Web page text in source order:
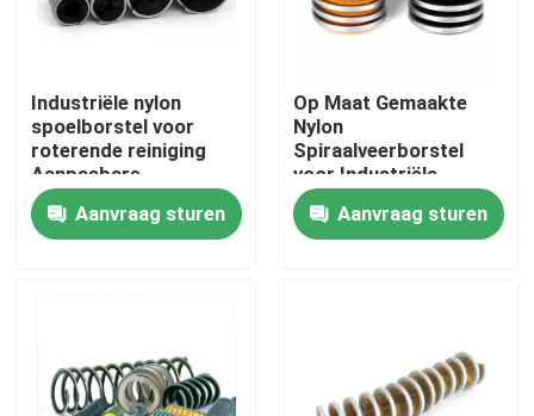
Kwaliteitscontrole
Contacteer ons
Vraag een offerte aan
industriële rolborstel
Industriële nylon
spoelborstel voor
roterende reiniging
Aanpasbare
afmetingen
Aanvraag sturen
Op Maat Gemaakte
Nylon
Spiraalveerborstel
voor Industriële
Reiniging
Aanvraag sturen